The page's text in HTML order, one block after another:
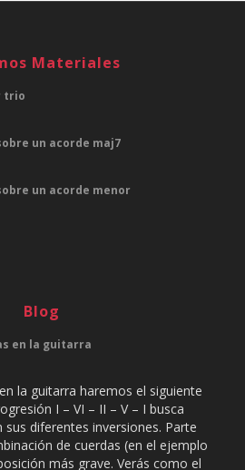
Materiales
trio
un acorde maj7
un acorde menor
Blog
en la guitarra
la guitarra haremos el siguiente
I – VI – II – V – I busca
diferentes inversiones. Parte
de cuerdas (en el ejemplo
más grave. Verás como el